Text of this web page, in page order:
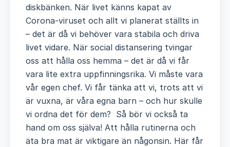
diskbänken. När livet känns kapat av
Corona-viruset och allt vi planerat ställts in
– det är då vi behöver vara stabila och driva
livet vidare. När social distansering tvingar
oss att hålla oss hemma – det är då vi får
vara lite extra uppfinningsrika. Vi måste vara
vår egen chef. Vi får tänka att vi, trots att vi
är vuxna, är våra egna barn – och hur skulle
vi ordna det för dem? Så bör vi också ta
hand om oss själva! Att hålla rutinerna och
äta bra mat är viktigare än någonsin. Här får